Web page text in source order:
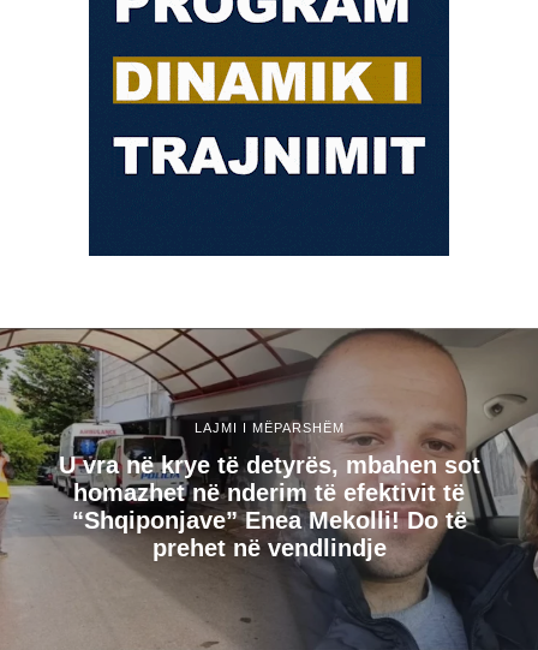
LAJMI I MËPARSHËM
U vra në krye të detyrës, mbahen sot
homazhet në nderim të efektivit të
“Shqiponjave” Enea Mekolli! Do të
prehet në vendlindje